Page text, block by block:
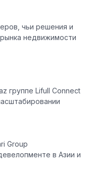
, чьи решения и
недвижимости
группе Lifull Connect
Group
в Азии и